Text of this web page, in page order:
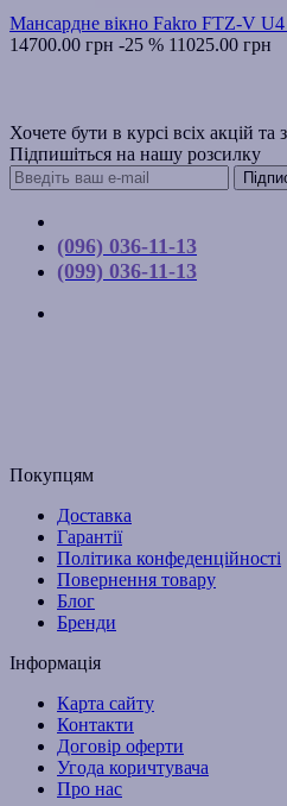
Мансардне вікно Fakro FTZ-V
14700.00 грн -25 % 11025.00 грн
Хочете бути в курсі всіх акцій та
Підпишіться на нашу розсилку
(096) 036-11-13
(099) 036-11-13
Покупцям
Доставка
Гарантії
Політика конфеденційності
Повернення товару
Блог
Бренди
Інформація
Карта сайту
Контакти
Договір оферти
Угода коричтувача
Про нас